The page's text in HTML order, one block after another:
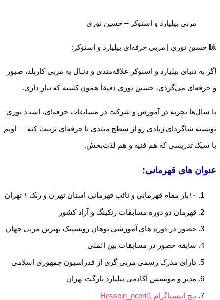
مربی بیلیارد و اسنوکر – حسین نوری
🎱 حسین نوری | مربی حرفه‌ای بیلیارد و اسنوکر:
اگر به دنیای بیلیارد و اسنوکر علاقه‌مندی و دنبال یه مربی کاربلد، صبور
و حرفه‌ای می‌گردی، حسین نوری دقیقاً همون کسیه که نیاز داری.
با سال‌ها تجربه در آموزش و شرکت در مسابقات حرفه‌ای، استاد نوری
تونسته شاگردای زیادی رو از سطح مبتدی تا حرفه‌ای تربیت کنه — اونم
با سبک تدریسی که هم فنیه و هم لذت‌بخش.
عنوان های قهرمانی:
۱۰بار مقام قهرمانی و نائب قهرمانی استان تهران و رنک ۱ تهران
قهرمان دو دوره مسابقات رنکینگ و آزاد کشور
حضور در دوره های آموزشی یوهان رویسینک بهترین مربی جهان
سابقه حضور در مسابقات بین الملی
دارای مدرک رسمی مربی گری از فدراسیون جمهوری اسلامی
مدیر و موئسس آکادمی بیلیارد تارگت تهران
پیج اینستاگرام Hossein_noorii1